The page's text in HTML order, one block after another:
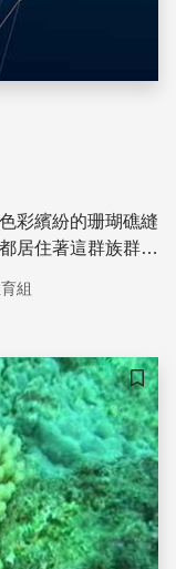
彩繽紛的珊瑚礁縫
居住著這群族群龐
組
儲存